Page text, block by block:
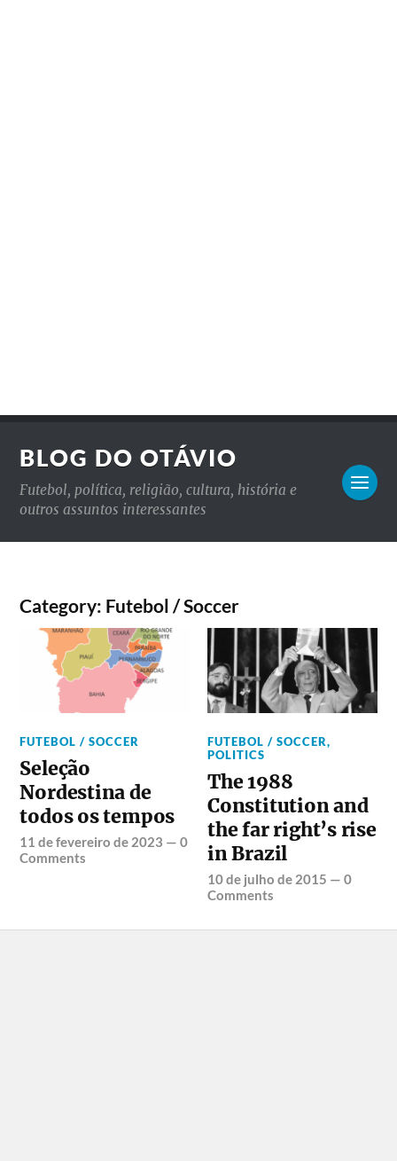
BLOG DO OTÁVIO
Futebol, política, religião, cultura, história e
outros assuntos interessantes
Category: Futebol / Soccer
FUTEBOL / SOCCER
Seleção
Nordestina de
todos os tempos
11 de fevereiro de 2023 —0
Comments
FUTEBOL / SOCCER,
POLITICS
The 1988
Constitution and
the far right’s rise
in Brazil
10 de julho de 2015 —0
Comments